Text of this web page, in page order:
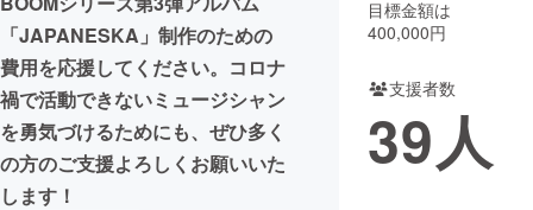
CAMPFIREふるさと納税
コミュニティ
「JAPANESKA」制作のための
費用を応援してください。コロナ
禍で活動できないミュージシャン
を勇気づけるためにも、ぜひ多く
の方のご支援よろしくお願いいた
します！
目標金額は
400,000円
支援者数
39人